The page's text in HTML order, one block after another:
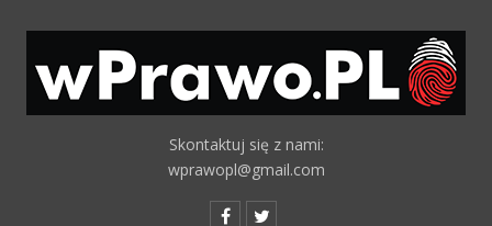
Skontaktuj się z nami:
wprawopl@gmail.com